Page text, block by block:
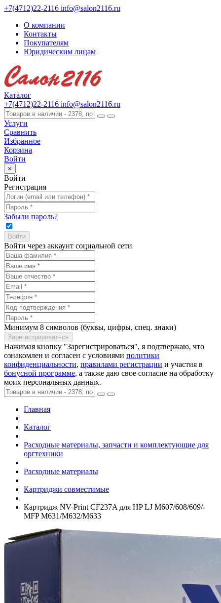
+7(4712)22-2116 info@salon2116.ru
О компании
Контакты
Покупателям
Юридическим лицам
Каталог
+7(4712)22-2116 info@salon2116.ru
Услуги
Сравнить
Избранное
Корзина
Войти
×
Войти
Регистрация
Забыли пароль?
Войти через аккаунт социальной сети
Минимум 8 символов (буквы, цифры, спец. знаки)
Нажимая кнопку "Зарегистрироваться", я подтвержаю, что
ознакомлен и согласен с условиями политики
конфиденциальности, правилами регистрации и участия в
бонусной программе, а также даю свое согласие на обработку
моих персональных данных.
Главная
Каталог
Расходные материалы, запчасти и комплектующие для
оргтехники
Расходные материалы
Картриджи совместимые
Картридж NV-Print CF237A для HP LJ M607/­608/­609/­
MFP M631/­M632/­M633